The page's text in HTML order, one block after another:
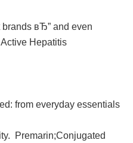
вЂ” and even
Hepatitis
from everyday essentials
Premarin;Conjugated